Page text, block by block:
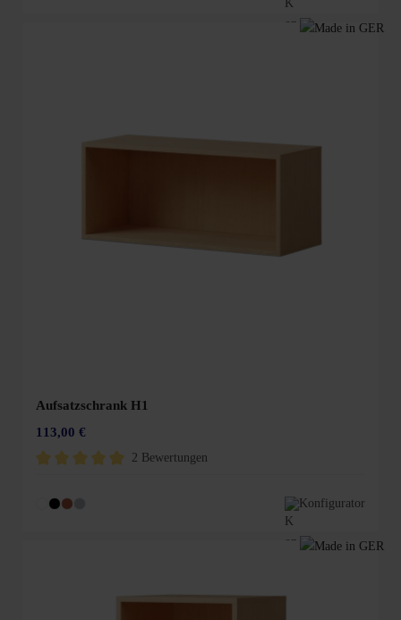
Aufsatzschrank H1
113,00 €
2 Bewertungen
Konfigurator